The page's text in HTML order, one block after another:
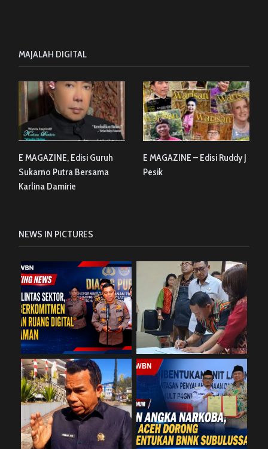
MAJALAH DIGITAL
E MAGAZINE, Edisi Guruh
Sukarno Putra Bersama
Karlina Damirie
E MAGAZINE – Edisi Ruddy J
Pesik
NEWS IN PICTURES